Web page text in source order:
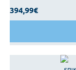
394,99€